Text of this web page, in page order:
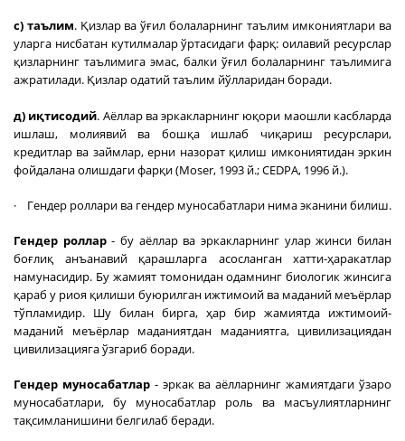
c) таълим. Қизлар ва ўғил болаларнинг таълим имкониятлари ва
уларга нисбатан кутилмалар ўртасидаги фарқ: оилавий ресурслар
қизларнинг таълимига эмас, балки ўғил болаларнинг таълимига
ажратилади. Қизлар одатий таълим йўлларидан боради.
д) иқтисодий. Аёллар ва эркакларнинг юқори маошли касбларда
ишлаш, молиявий ва бошқа ишлаб чиқариш ресурслари,
кредитлар ва займлар, ерни назорат қилиш имкониятидан эркин
фойдалана олишдаги фарқи (Moser, 1993 й.; CEDPA, 1996 й.).
· Гендер роллари ва гендер муносабатлари нима эканини билиш.
Гендер роллар- бу аёллар ва эркакларнинг улар жинси билан
боғлиқ анъанавий қарашларга асосланган хатти-ҳаракатлар
намунасидир. Бу жамият томонидан одамнинг биологик жинсига
қараб у риоя қилиши буюрилган ижтимоий ва маданий меъёрлар
тўпламидир. Шу билан бирга, ҳар бир жамиятда ижтимоий-
маданий меъёрлар маданиятдан маданиятга, цивилизациядан
цивилизацияга ўзгариб боради.
Гендер муносабатлар- эркак ва аёлларнинг жамиятдаги ўзаро
муносабатлари, бу муносабатлар роль ва масъулиятларнинг
тақсимланишини белгилаб беради.